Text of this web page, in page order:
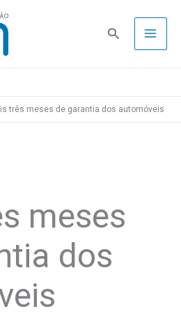
Pesquisa
três meses de garantia dos automóveis
meses
dos